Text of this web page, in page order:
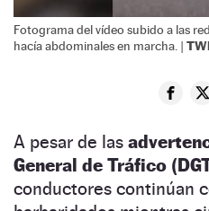
Fotograma del vídeo subido a las
hacía abdominales en marcha. |
A pesar de las
General de Tráfico
conductores continúan